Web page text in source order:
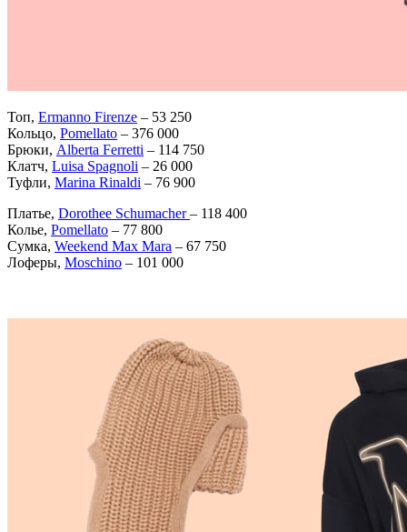
Топ, Ermanno Firenze – 53 250
Кольцо, Pomellato – 376 000
Брюки, Alberta Ferretti – 114 750
Клатч, Luisa Spagnoli – 26 000
Туфли, Marina Rinaldi – 76 900
Платье, Dorothee Schumacher– 118 400
Колье, Pomellato – 77 800
Сумка, Weekend Max Mara – 67 750
Лоферы, Moschino – 101 000